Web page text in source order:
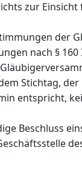
zur
der
nach §
Stichtag,
entspricht,
Beschluss